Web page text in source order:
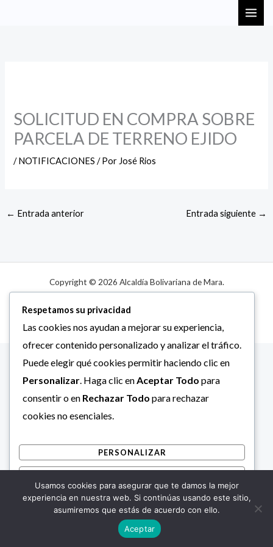
SOLICITUD EN COMPRA SOBRE
PARCELA DE TERRENO EJIDO
/NOTIFICACIONES / Por José Rios
← Entrada anterior Entrada siguiente →
Copyright © 2026 Alcaldía Bolivariana de Mara.
Respetamos su privacidad
Las cookies nos ayudan a mejorar su experiencia,
ofrecer contenido personalizado y analizar el tráfico.
Puede elegir qué cookies permitir haciendo clic en
Personalizar. Haga clic enAceptar Todo para
consentir o en Rechazar Todo para rechazar
cookies no esenciales.
PERSONALIZAR
ACEPTAR TODO
Desarrollado por
Usamos cookies para asegurar que te damos la mejor
experiencia en nuestra web. Si continúas usando este sitio,
asumiremos que estás de acuerdo con ello.
Aceptar